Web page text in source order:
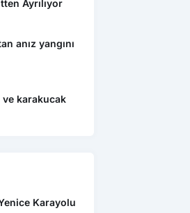
Ayrılıyor
anız yangını
ve karakucak
Karayolu